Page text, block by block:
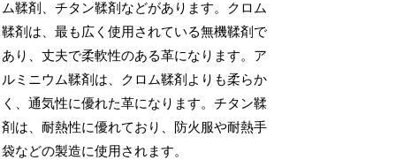
ム鞣剤、チタン鞣剤などがあります。クロム
鞣剤は、最も広く使用されている無機鞣剤で
あり、丈夫で柔軟性のある革になります。ア
ルミニウム鞣剤は、クロム鞣剤よりも柔らか
く、通気性に優れた革になります。チタン鞣
剤は、耐熱性に優れており、防火服や耐熱手
袋などの製造に使用されます。